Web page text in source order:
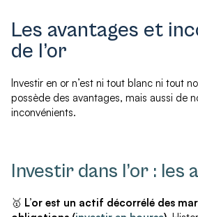
Les avantages et
de l’or
Investir en or n’est ni tout blanc ni tout
possède des avantages, mais aussi de
inconvénients.
Investir dans l’or : les
🥇 L’or est un actif décorrélé des